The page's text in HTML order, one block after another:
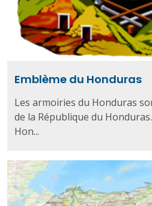
Emblème du Honduras
Les armoiries du Honduras
de la République du
Hon...